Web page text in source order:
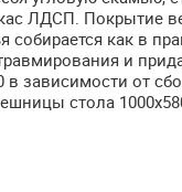
ЛДСП . Покрытие
собирается как в
и
зависимости от
стола